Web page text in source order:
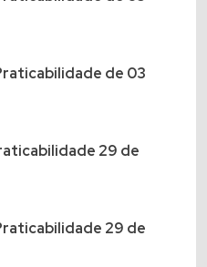
de 03
29 de
29 de